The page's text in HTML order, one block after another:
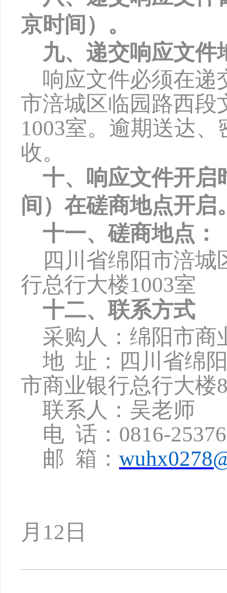
京时间）。
九、递交响应文件
响应文件必须在递
市涪城区临园路西段
1003室。逾期送达、
收。
十、响应文件开启
间）在磋商地点开启
十一、磋商地点：
四川省绵阳市涪
行总行大楼1003室
十二、联系方式
采购人：绵阳市商
地 址：四川省绵
市商业银行总行大楼
联系人：吴老师
电 话： 0816-
邮 箱：
月 12 日